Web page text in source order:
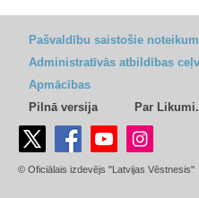
Pašvaldību saistošie
Administratīvās atbildības
Apmācības
Pilnā versija
Par
© Oficiālais izdevējs "Latvijas Vēstnesis"